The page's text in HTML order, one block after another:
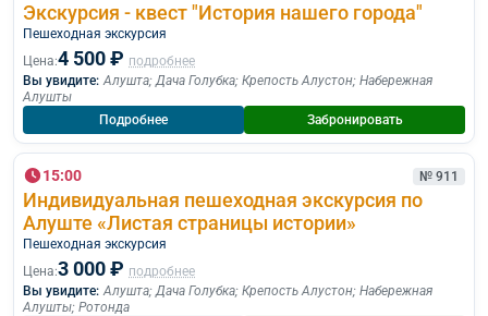
Экскурсия - квест "История нашего города"
Пешеходная экскурcия
Цена:4 500 ₽ подробнее
Вы увидите: Алушта;Дача Голубка; Крепость Алустон; Набережная
Алушты
Подробнее
Забронировать
15:00 № 911
Индивидуальная пешеходная экскурсия по
Алуште «Листая страницы истории»
Пешеходная экскурcия
Цена:3 000 ₽ подробнее
Вы увидите: Алушта;Дача Голубка; Крепость Алустон; Набережная
Алушты; Ротонда